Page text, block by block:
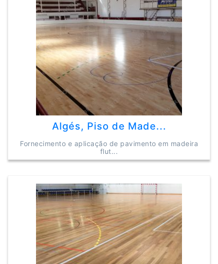
Algés, Piso de Made...
Fornecimento e aplicação de pavimento em madeira
flut...